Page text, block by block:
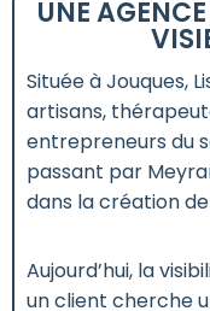
UNE
Située à Jouques,
artisans,
entrepreneurs du
passant par
dans la création
Aujourd’hui, la
un client cherche